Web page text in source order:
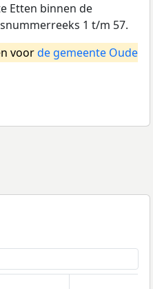
Etten binnen de
1 t/m 57.
voorde gemeente Oude